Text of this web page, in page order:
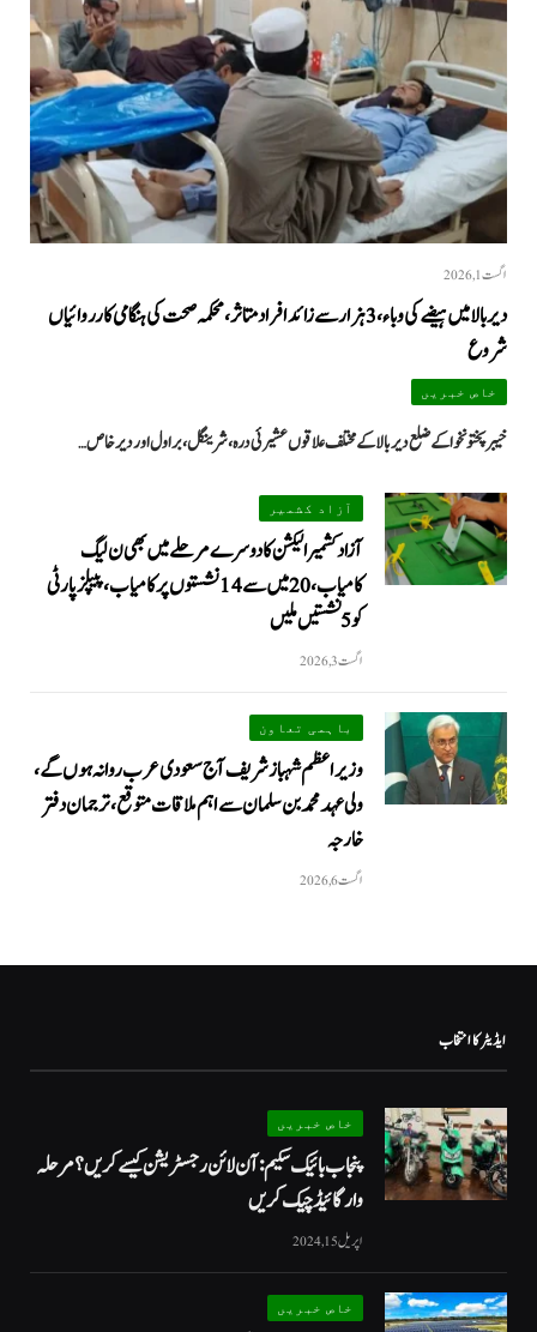
اگست 1, 2026
دیر بالا میں ہیضے کی وباء، 3 ہزار سے زائد افراد متاثر، محکمہ صحت کی ہنگامی کارروائیاں
شروع
خاص خبریں
خیبرپختونخوا کے ضلع دیر بالا کے مختلف علاقوں عشیرئی درہ، شرینگل، براول اور دیر خاص…
آزاد کشمیر
آزاد کشمیر الیکشن کا دوسرے مرحلے میں بھی ن لیگ
کامیاب، 20 میں سے 14 نشستوں پر کامیاب، پیپلزپارٹی
کو 5 نشستیں ملیں
اگست 3, 2026
باہمی تعاون
وزیراعظم شہباز شریف آج سعودی عرب روانہ ہوں گے،
ولی عہد محمد بن سلمان سے اہم ملاقات متوقع، ترجمان دفتر
خارجہ
اگست 6, 2026
ایڈیٹر کا انتخاب
خاص خبریں
پنجاب بائیک سکیم: آن لائن رجسٹریشن کیسے کریں؟ مرحلہ
وار گائیڈ چیک کریں
اپریل 15, 2024
خاص خبریں